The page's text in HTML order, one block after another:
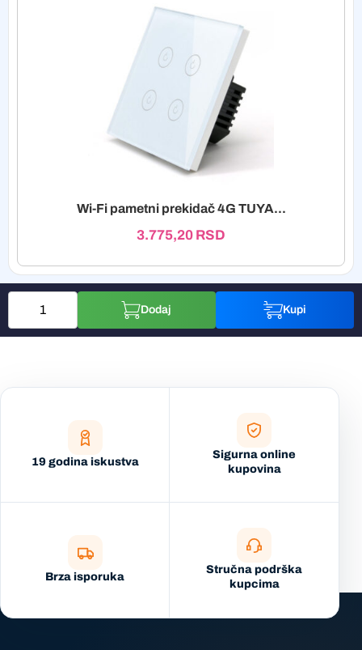
Wi-Fi pametni prekidač 4G TUYA...
3.775,20 RSD
Dodaj Kupi
19 godina iskustva
Sigurna online
kupovina
Brza isporuka
Stručna podrška
kupcima